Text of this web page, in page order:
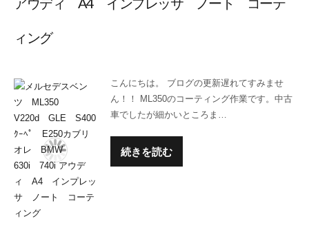
ィング
こんにちは。 ブログの更新遅れてすみませ
ん！！ ML350のコーティング作業です。中古
車でしたが細かいところま…
続きを読む